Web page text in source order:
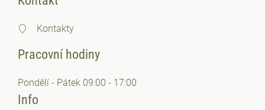
Kontakty
Pracovní hodiny
Pondělí - Pátek 09:00 - 17:00
Info